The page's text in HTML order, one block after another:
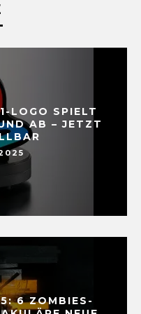
LOGO SPIELT
AB – JETZT
6 ZOMBIES-